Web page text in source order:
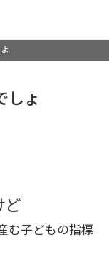
しょ
ど
む子どもの指標